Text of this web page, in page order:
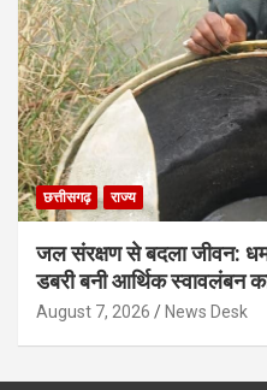
छत्तीसगढ़ राज्य
जल संरक्षण से बदला जीवन:
डबरी बनी आर्थिक स्वावलंबन
August 7, 2026 News Desk